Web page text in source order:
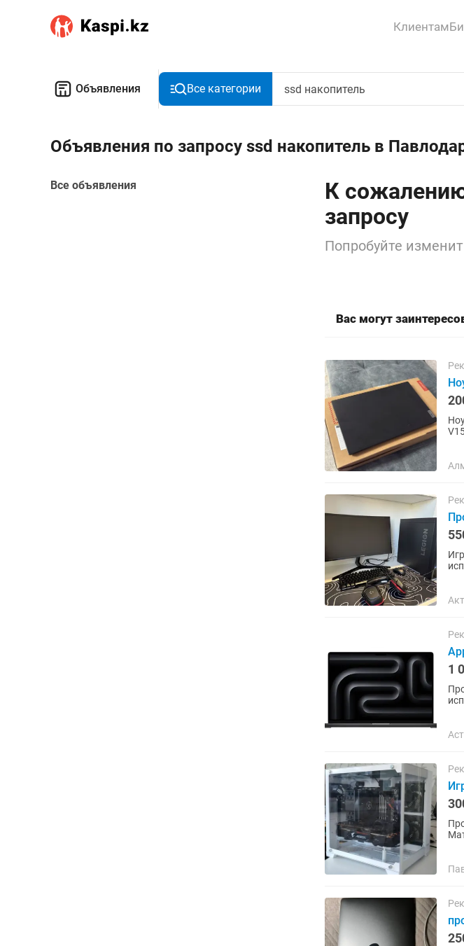
Клиентам
Объявления Все категории
Объявления по запросу ssd накопитель в
Все объявления
К
запросу
Попробуйте
Вас могут
1
использовался.